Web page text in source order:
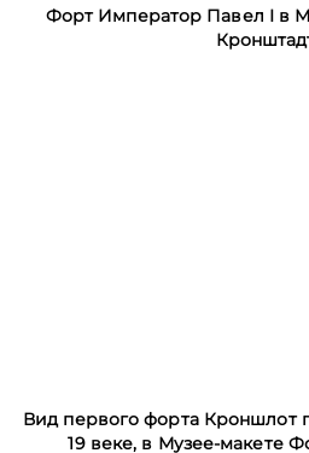
Форт Император Павел I в
Вид первого форта Кроншлот
19 веке, в Музее-макете